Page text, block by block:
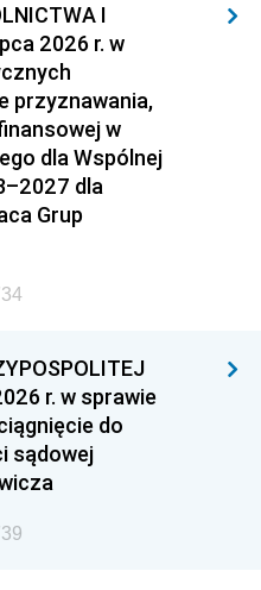
I
2026 r. w
przyznawania,
w
dla Wspólnej
dla
Grup
r. w sprawie
do
sądowej